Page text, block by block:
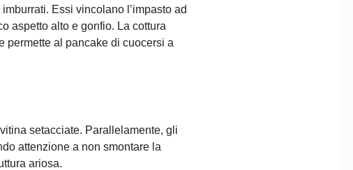
Essi vincolano l’impasto ad
aspetto alto e gonfio. La cottura
permette al pancake di cuocersi a
setacciate. Parallelamente, gli
attenzione a non smontare la
ariosa.